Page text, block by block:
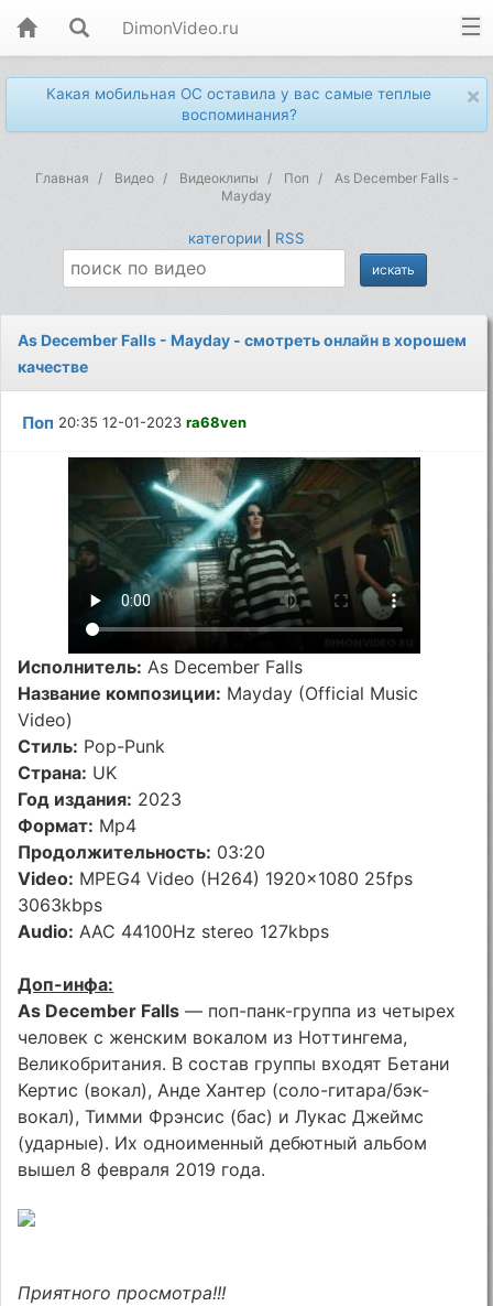
DimonVideo.ru
×
Какая мобильная ОС оставила у вас самые теплые
воспоминания?
Главная Видео Видеоклипы Поп
As December Falls -
Mayday
категории RSS
As December Falls - Mayday - смотреть онлайн в хорошем
качестве
Поп 20:35 12-01-2023ra68ven
Исполнитель: As December Falls
Название композиции: Mayday (Official Music
Video)
Стиль: Pop-Punk
Страна: UK
Год издания: 2023
Формат: Mp4
Продолжительность: 03:20
Video: MPEG4 Video (H264) 1920x1080 25fps
3063kbps
Audio: AAC 44100Hz stereo 127kbps
Доп-инфа:
As December Falls — поп-панк-группа из четырех
человек с женским вокалом из Ноттингема,
Великобритания. В состав группы входят Бетани
Кертис (вокал), Анде Хантер (соло-гитара/бэк-
вокал), Тимми Фрэнсис (бас) и Лукас Джеймс
(ударные). Их одноименный дебютный альбом
вышел 8 февраля 2019 года.
Приятного просмотра!!!